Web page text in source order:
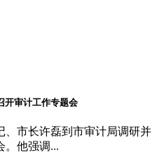
开审计工作专题会
、市长许磊到市审计局调研并
。他强调...